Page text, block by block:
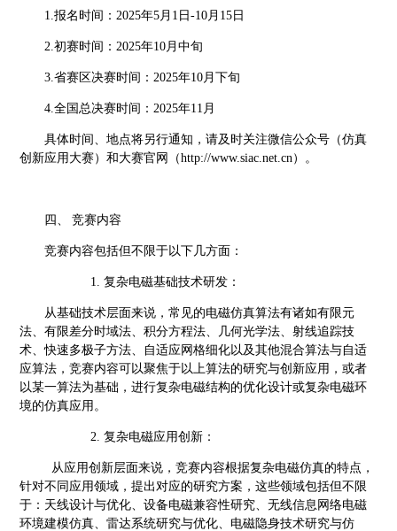
1.报名时间：2025年5月1日-10月15日
2.初赛时间：2025年10月中旬
3.省赛区决赛时间：2025年10月下旬
4.全国总决赛时间：2025年11月
具体时间、地点将另行通知，请及时关注微信公众号（仿真
创新应用大赛）和大赛官网（http://www.siac.net.cn）。
四、 竞赛内容
竞赛内容包括但不限于以下几方面：
1.复杂电磁基础技术研发：
从基础技术层面来说，常见的电磁仿真算法有诸如有限元
法、有限差分时域法、积分方程法、几何光学法、射线追踪技
术、快速多极子方法、自适应网格细化以及其他混合算法与自适
应算法，竞赛内容可以聚焦于以上算法的研究与创新应用，或者
以某一算法为基础，进行复杂电磁结构的优化设计或复杂电磁环
境的仿真应用。
2.复杂电磁应用创新：
从应用创新层面来说，竞赛内容根据复杂电磁仿真的特点，
针对不同应用领域，提出对应的研究方案，这些领域包括但不限
于：天线设计与优化、设备电磁兼容性研究、无线信息网络电磁
环境建模仿真、雷达系统研究与优化、电磁隐身技术研究与仿